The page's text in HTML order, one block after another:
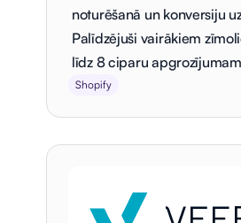
noturēšanā un konversiju
Palīdzējuši vairākiem
līdz 8 ciparu
Shopify